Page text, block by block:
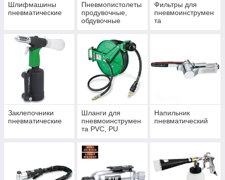
Шлифмашины
пневматические
Пневмопистолеты
продувочные,
обдувочные
Фильтры для
пневмоинструмен
та
Заклепочники
пневматические
Шланги для
пневмоинструмен
та PVC, PU
Напильник
пневматический